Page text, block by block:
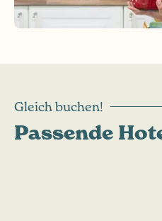
Gleich buchen!
Passende